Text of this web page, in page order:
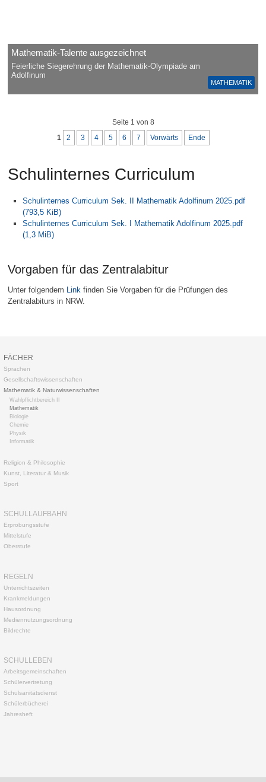
MATHEMATIK
Mathematik-Talente ausgezeichnet
Feierliche Siegerehrung der Mathematik-Olympiade am
Adolfinum
Seite 1 von 8
1 2 3 4 5 6 7 Vorwärts Ende
Schulinternes Curriculum
Schulinternes Curriculum Sek. II Mathematik Adolfinum 2025.pdf
(793,5 KiB)
Schulinternes Curriculum Sek. I Mathematik Adolfinum 2025.pdf
(1,3 MiB)
Vorgaben für das Zentralabitur
Unter folgendem Link finden Sie Vorgaben für die Prüfungen des
Zentralabiturs in NRW.
Navigation
überspringen
FÄCHER
Sprachen
Gesellschaftswissenschaften
Mathematik & Naturwissenschaften
Wahlpflichtbereich II
Mathematik
Biologie
Chemie
Physik
Informatik
Religion & Philosophie
Kunst, Literatur & Musik
Sport
SCHULLAUFBAHN
Erprobungsstufe
Mittelstufe
Oberstufe
REGELN
Unterrichtszeiten
Krankmeldungen
Hausordnung
Mediennutzungsordnung
Bildrechte
SCHULLEBEN
Arbeitsgemeinschaften
Schülervertretung
Schulsanitätsdienst
Schülerbücherei
Jahresheft